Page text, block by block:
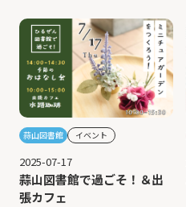
蒜山図書館 イベント
2025-07-17
蒜山図書館で過ごそ！＆出
張カフェ